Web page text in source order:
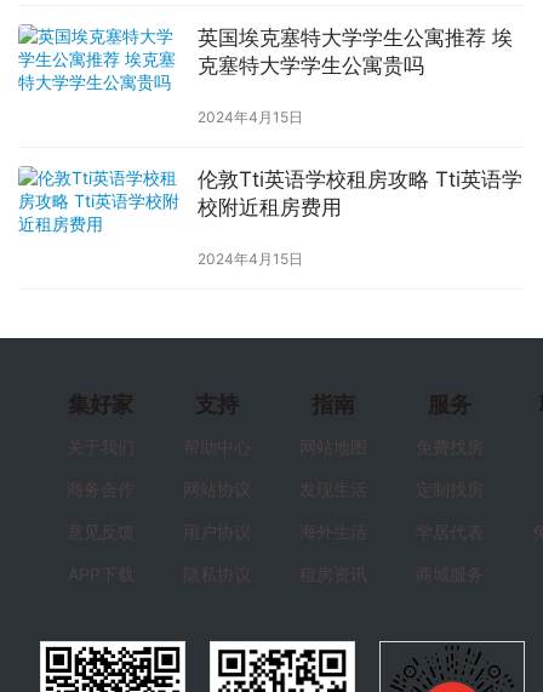
英国埃克塞特大学学生公寓推荐 埃
克塞特大学学生公寓贵吗
2024年4月15日
伦敦Tti英语学校租房攻略 Tti英语学
校附近租房费用
2024年4月15日
集好家
关于我们
商务合作
意见反馈
APP下载
支持
帮助中心
网站协议
用户协议
隐私协议
指南
网站地图
发现生活
海外生活
租房资讯
服务
免费找房
定制找房
学居代表
商城服务